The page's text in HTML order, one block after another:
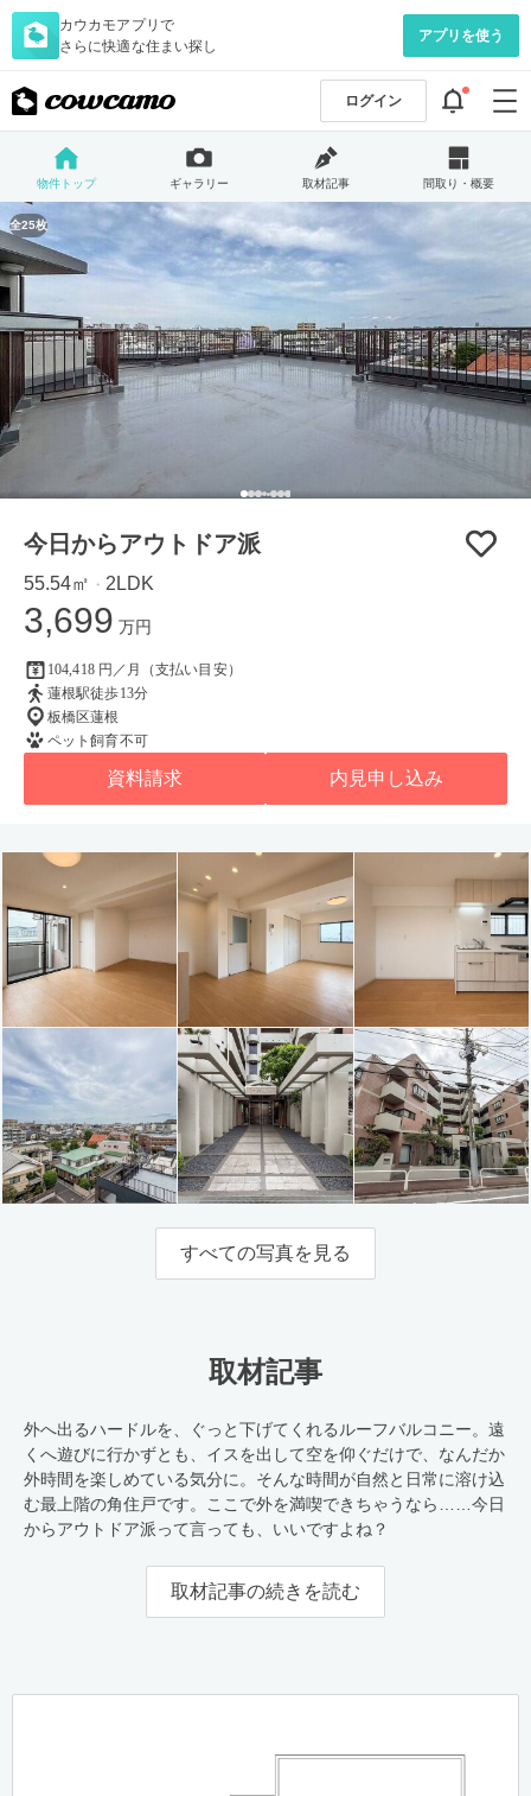
カウカモアプリで
さらに快適な住まい探し
アプリを使う
ログイン
物件トップ ギャラリー 取材記事 間取り・概要
全25枚
今日からアウトドア派
55.54㎡ ・ 2LDK
3,699 万円
104,418 円／月（支払い目安）
蓮根駅徒歩13分
板橋区蓮根
ペット飼育不可
資料請求 内見申し込み
すべての写真を見る
取材記事
外へ出るハードルを、ぐっと下げてくれるルーフバルコニー。遠
くへ遊びに行かずとも、イスを出して空を仰ぐだけで、なんだか
外時間を楽しめている気分に。そんな時間が自然と日常に溶け込
む最上階の角住戸です。ここで外を満喫できちゃうなら……今日
からアウトドア派って言っても、いいですよね？
取材記事の続きを読む